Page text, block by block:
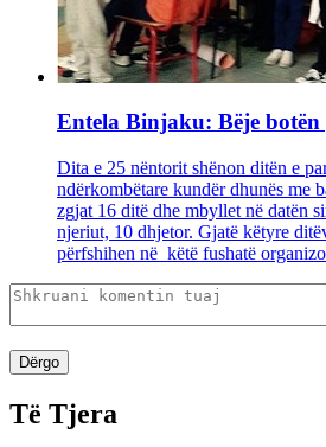
Entela Binjaku: Bëje
Dita e 25 nëntorit shënon ditën e
ndërkombëtare kundër dhunës me
zgjat 16 ditë dhe mbyllet në datën
njeriut, 10 dhjetor. Gjatë këtyre
përfshihen në këtë fushatë
Dërgo
Të Tjera